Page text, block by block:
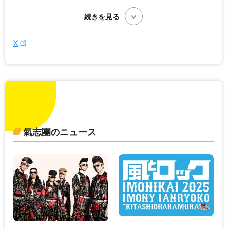
X
氣志團のニュース